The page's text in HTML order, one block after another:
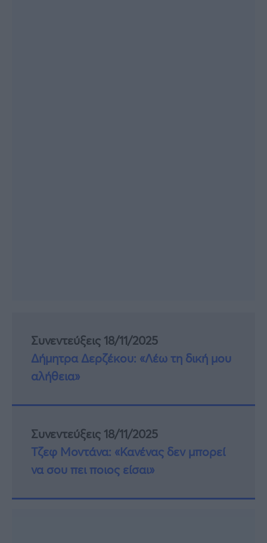
Συνεντεύξεις 18/11/2025
Δήμητρα Δερζέκου: «Λέω τη δική μου
αλήθεια»
Συνεντεύξεις 18/11/2025
Τζεφ Μοντάνα: «Κανένας δεν μπορεί
να σου πει ποιος είσαι»